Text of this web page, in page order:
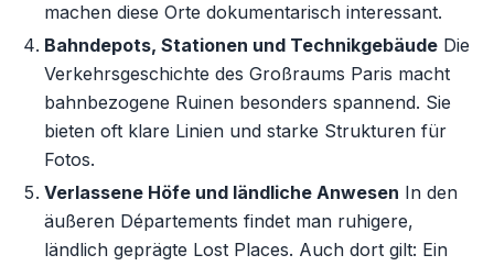
machen diese Orte dokumentarisch interessant.
Bahndepots, Stationen und Technikgebäude Die
Verkehrsgeschichte des Großraums Paris macht
bahnbezogene Ruinen besonders spannend. Sie
bieten oft klare Linien und starke Strukturen für
Fotos.
Verlassene Höfe und ländliche Anwesen In den
äußeren Départements findet man ruhigere,
ländlich geprägte Lost Places. Auch dort gilt: Ein